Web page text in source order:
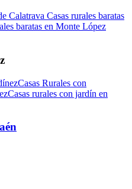
Calatrava Casas rurales baratas
baratas en Monte López
Casas Rurales con
Casas rurales con jardín en